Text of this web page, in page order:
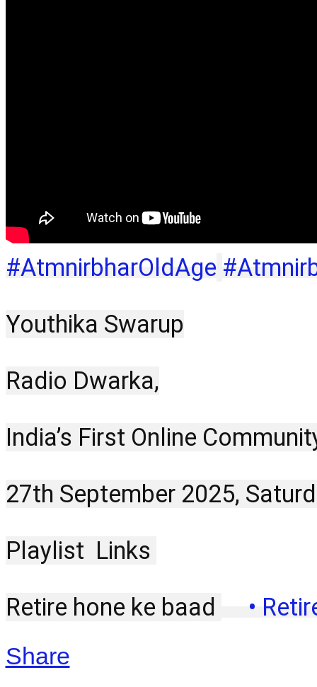
#AtmnirbharOldAge
Youthika Swarup
Radio Dwarka,
India’s First Online
27th September 2025,
Playlist  Links
Retire hone ke baad
•
Share